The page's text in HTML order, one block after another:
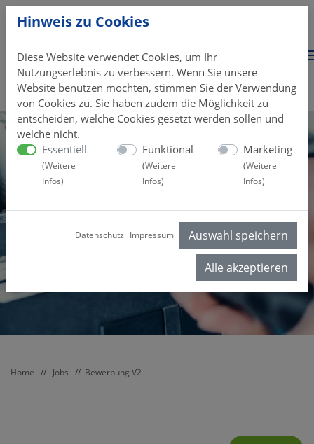
Home // Jobs // Bewerbung V2
Hinweis zu Cookies
Diese Website verwendet Cookies, um Ihr
Nutzungserlebnis zu verbessern. Wenn Sie unsere
Website benutzen möchten, stimmen Sie der Verwendung
von Cookies zu. Sie haben zudem die Möglichkeit zu
entscheiden, welche Cookies gesetzt werden sollen und
welche nicht.
Essentiell
(Weitere
Infos)
Funktional
(Weitere
Infos)
Marketing
(Weitere
Infos)
Datenschutz Impressum Auswahl speichern
Alle akzeptieren